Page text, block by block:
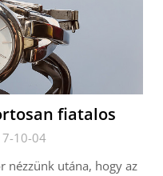
fiatalos
10-04
nézzünk utána, hogy az